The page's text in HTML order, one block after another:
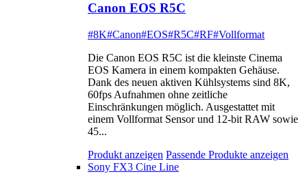
Canon EOS R5C
#8K#Canon#EOS#R5C#RF#Vollformat
Die Canon EOS R5C ist die kleinste Cinema
EOS Kamera in einem kompakten Gehäuse.
Dank des neuen aktiven Kühlsystems sind 8K,
60fps Aufnahmen ohne zeitliche
Einschränkungen möglich. Ausgestattet mit
einem Vollformat Sensor und 12-bit RAW sowie
45...
Produkt anzeigen Passende Produkte anzeigen
Sony FX3 Cine Line